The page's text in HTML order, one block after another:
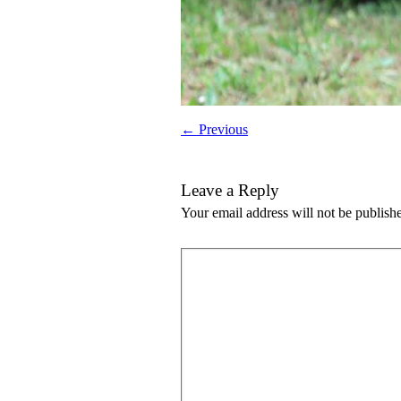
← Previous
Leave a Reply
Your email address will not be